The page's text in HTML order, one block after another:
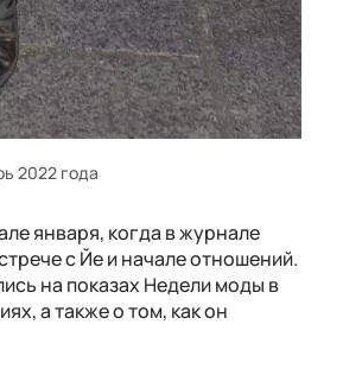
2022 года
января, когда в журнале
с Йе и начале отношений.
на показах Недели моды в
а также о том, как он